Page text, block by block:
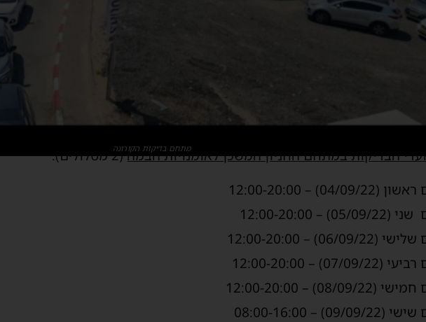
מתחם בדיקות הקורונה
הבדיקות במתחם החניון המשכן לאומנויות הבמה(2 מסלולים):
(04/09/22) – 12:00-20:00
09/22) – 12:00-20:00
(06/09/22) – 12:00-20:00
(07/09/22) – 12:00-20:00
(08/09/22) – 12:00-20:00
(09/09/22) – 08:00-16:00